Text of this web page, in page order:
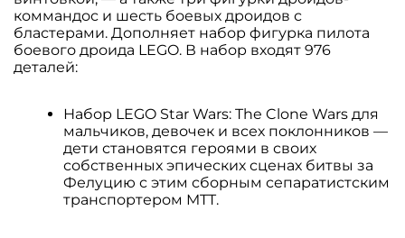
коммандос и шесть боевых дроидов с
бластерами. Дополняет набор фигурка пилота
боевого дроида LEGO. В набор входят 976
деталей:
Набор LEGO Star Wars: The Clone Wars для
мальчиков, девочек и всех поклонников —
дети становятся героями в своих
собственных эпических сценах битвы за
Фелуцию с этим сборным сепаратистским
транспортером MTT.